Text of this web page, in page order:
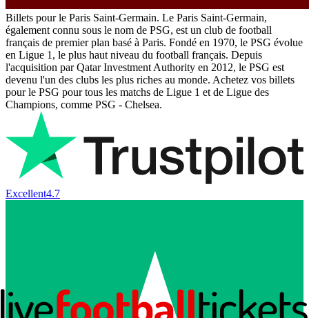
Billets pour le Paris Saint-Germain. Le Paris Saint-Germain,
également connu sous le nom de PSG, est un club de football
français de premier plan basé à Paris. Fondé en 1970, le PSG évolue
en Ligue 1, le plus haut niveau du football français. Depuis
l'acquisition par Qatar Investment Authority en 2012, le PSG est
devenu l'un des clubs les plus riches au monde. Achetez vos billets
pour le PSG pour tous les matchs de Ligue 1 et de Ligue des
Champions, comme PSG - Chelsea.
Excellent4.7